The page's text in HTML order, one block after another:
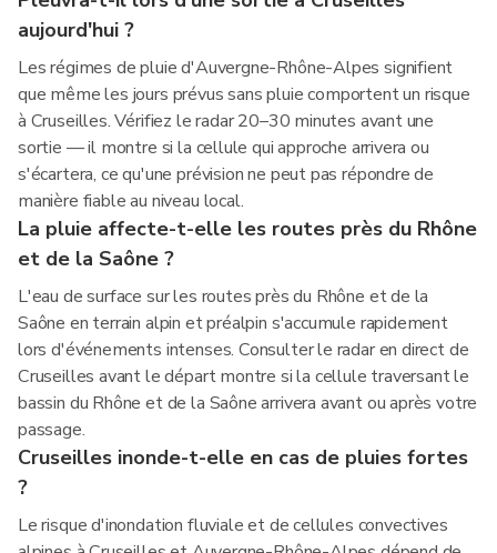
aujourd'hui ?
Les régimes de pluie d'Auvergne-Rhône-Alpes signifient
que même les jours prévus sans pluie comportent un risque
à Cruseilles. Vérifiez le radar 20–30 minutes avant une
sortie — il montre si la cellule qui approche arrivera ou
s'écartera, ce qu'une prévision ne peut pas répondre de
manière fiable au niveau local.
La pluie affecte-t-elle les routes près du Rhône
et de la Saône ?
L'eau de surface sur les routes près du Rhône et de la
Saône en terrain alpin et préalpin s'accumule rapidement
lors d'événements intenses. Consulter le radar en direct de
Cruseilles avant le départ montre si la cellule traversant le
bassin du Rhône et de la Saône arrivera avant ou après votre
passage.
Cruseilles inonde-t-elle en cas de pluies fortes
?
Le risque d'inondation fluviale et de cellules convectives